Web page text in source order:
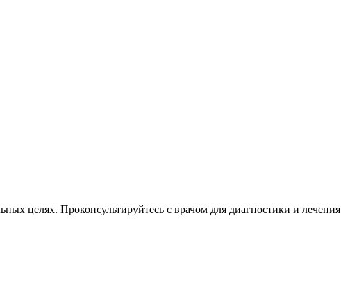
целях. Проконсультируйтесь с врачом для диагностики и лечения